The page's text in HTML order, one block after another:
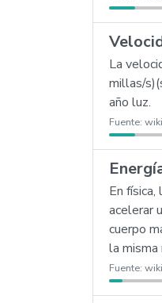
La
millas/
año luz.
Fuente:
En
acelerar
cuerpo
la misma
Fuente: